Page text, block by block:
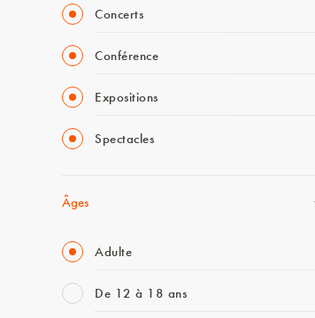
Concerts
Conférence
Expositions
Spectacles
Âges
Adulte
De 12 à 18 ans